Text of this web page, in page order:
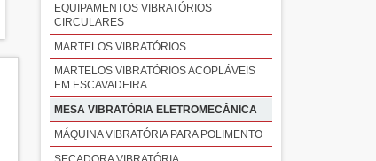
EQUIPAMENTOS VIBRATÓRIOS
CIRCULARES
MARTELOS VIBRATÓRIOS
MARTELOS VIBRATÓRIOS ACOPLÁVEIS
EM ESCAVADEIRA
MESA VIBRATÓRIA ELETROMECÂNICA
MÁQUINA VIBRATÓRIA PARA POLIMENTO